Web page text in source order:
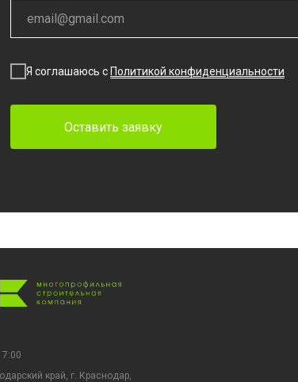
Я соглашаюсь сПолитикой конфиденциальности
Оставить заявку
край, г. Краснодар,